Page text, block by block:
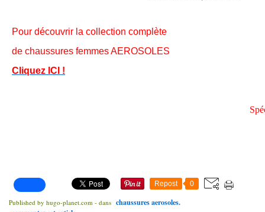
Pour découvrir la collection complète
de chaussures femmes AEROSOLES
Cliquez ICI !
Repost 0
Published by hugo-planet.com - dans chaussures aerosoles.